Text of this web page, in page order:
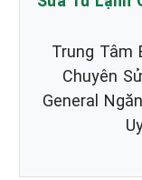
Trung Tâm
Chuyên
General